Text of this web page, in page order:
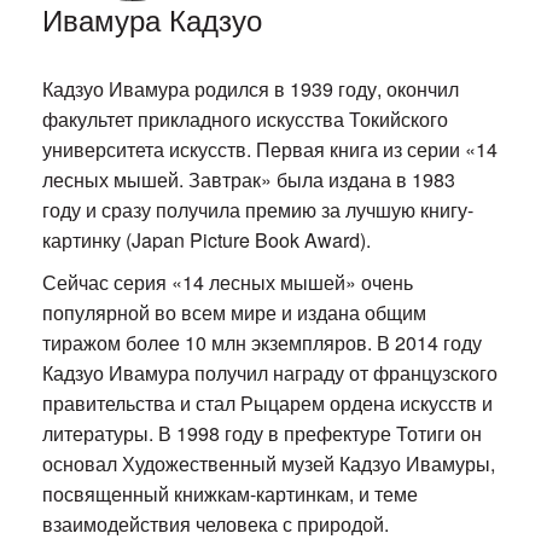
Ивамура Кадзуо
Кадзуо Ивамура родился в 1939 году, окончил
факультет прикладного искусства Токийского
университета искусств. Первая книга из серии «14
лесных мышей. Завтрак» была издана в 1983
году и сразу получила премию за лучшую книгу-
картинку (Japan Picture Book Award).
Сейчас серия «14 лесных мышей» очень
популярной во всем мире и издана общим
тиражом более 10 млн экземпляров. В 2014 году
Кадзуо Ивамура получил награду от французского
правительства и стал Рыцарем ордена искусств и
литературы. В 1998 году в префектуре Тотиги он
основал Художественный музей Кадзуо Ивамуры,
посвященный книжкам-картинкам, и теме
взаимодействия человека с природой.